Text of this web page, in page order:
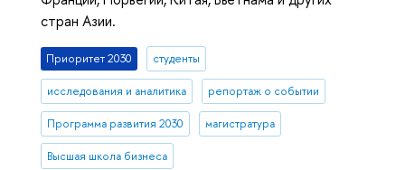
стран Азии.
Приоритет 2030 студенты
исследования и аналитика репортаж о событии
Программа развития 2030 магистратура
Высшая школа бизнеса